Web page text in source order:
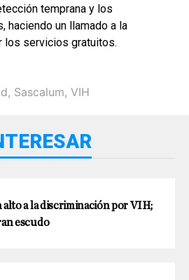
temprana y los
haciendo un llamado a la
los servicios gratuitos.
, Sascalum, VIH
alto a la discriminación por VIH;
escudo